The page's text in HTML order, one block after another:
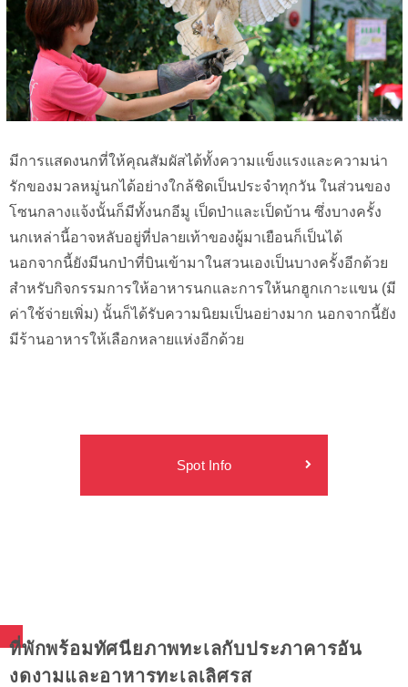
มีการแสดงนกที่ให้คุณสัมผัสได้ทั้งความแข็งแรงและความน่า
รักของมวลหมู่นกได้อย่างใกล้ชิดเป็นประจำทุกวัน ในส่วนของ
โซนกลางแจ้งนั้นก็มีทั้งนกอีมู เป็ดป่าและเป็ดบ้าน ซึ่งบางครั้ง
นกเหล่านี้อาจหลับอยู่ที่ปลายเท้าของผู้มาเยือนก็เป็นได้
นอกจากนี้ยังมีนกป่าที่บินเข้ามาในสวนเองเป็นบางครั้งอีกด้วย
สำหรับกิจกรรมการให้อาหารนกและการให้นกฮูกเกาะแขน (มี
ค่าใช้จ่ายเพิ่ม) นั้นก็ได้รับความนิยมเป็นอย่างมาก นอกจากนี้ยัง
มีร้านอาหารให้เลือกหลายแห่งอีกด้วย
Spot Info
ที่พักพร้อมทัศนียภาพทะเลกับประภาคารอัน
งดงามและอาหารทะเลเลิศรส